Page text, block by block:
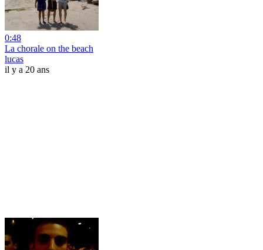
0:48
La chorale on the beach
lucas
il y a 20 ans